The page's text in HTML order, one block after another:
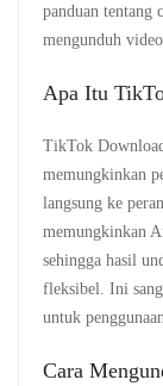
panduan tentang
mengunduh
Apa Itu
TikTok
memungkinkan
langsung ke
memungkinkan
sehingga hasil
fleksibel. Ini
untuk
Cara